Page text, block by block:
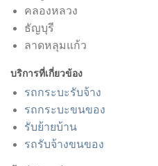
คลองหลวง
ธัญบุรี
ลาดหลุมแก้ว
บริการที่เกี่ยวข้อง
รถกระบะรับจ้าง
รถกระบะขนของ
รับย้ายบ้าน
รถรับจ้างขนของ